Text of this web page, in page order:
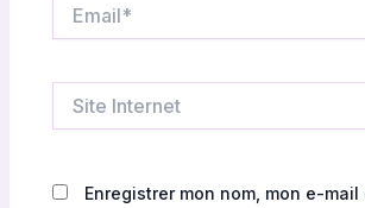
Internet
Enregistrer mon nom, mon e-